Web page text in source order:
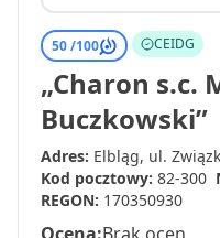
50 /100 CEIDG
„Charon s.c.
Buczkowski”
Adres: Elbląg, ul.
Kod pocztowy: 82-300
REGON: 170350930
Ocena:Brak ocen